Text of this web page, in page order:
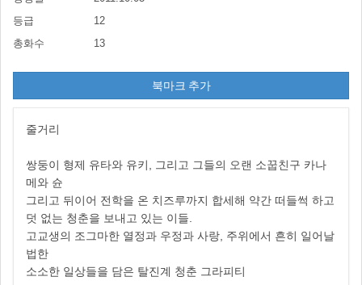
등급
12
총화수
13
북마크 추가
줄거리
쌍둥이 형제 유타와 유키, 그리고 그들의 오랜 소꿉친구 카나
메와 슌
그리고 뒤이어 전학을 온 치즈루까지 합세해 약간 떠들썩 하고
덧 없는 청춘을 보내고 있는 이들.
고교생의 조그마한 열정과 우정과 사랑, 주위에서 흔히 일어날
법한
소소한 일상들을 담은 탈진계 청춘 그라피티